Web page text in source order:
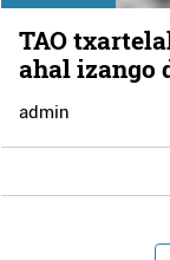
TAO
ahal izango
admin